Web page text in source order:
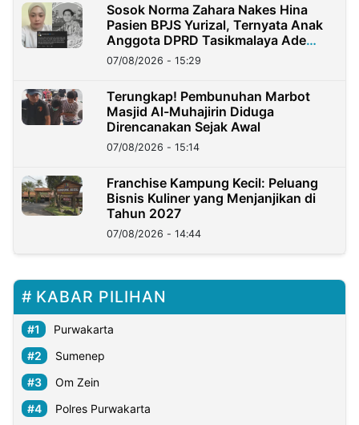
Sosok Norma Zahara Nakes Hina
Pasien BPJS Yurizal, Ternyata Anak
Anggota DPRD Tasikmalaya Ade
Lukman
07/08/2026 - 15:29
Terungkap! Pembunuhan Marbot
Masjid Al-Muhajirin Diduga
Direncanakan Sejak Awal
07/08/2026 - 15:14
Franchise Kampung Kecil: Peluang
Bisnis Kuliner yang Menjanjikan di
Tahun 2027
07/08/2026 - 14:44
KABAR PILIHAN
Purwakarta
Sumenep
Om Zein
Polres Purwakarta